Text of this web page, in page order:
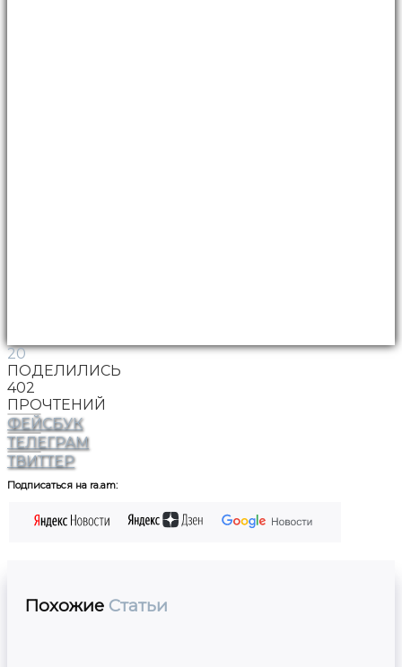
20
ПОДЕЛИЛИСЬ
402
ПРОЧТЕНИЙ
ФЕЙСБУК
ТЕЛЕГРАМ
ТВИТТЕР
Подписаться на ra.am:
Похожие Статьи